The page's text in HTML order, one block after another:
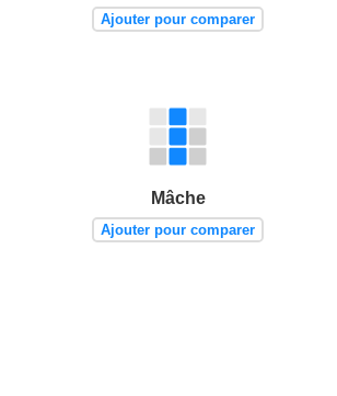
Ajouter pour comparer
Mâche
Ajouter pour comparer